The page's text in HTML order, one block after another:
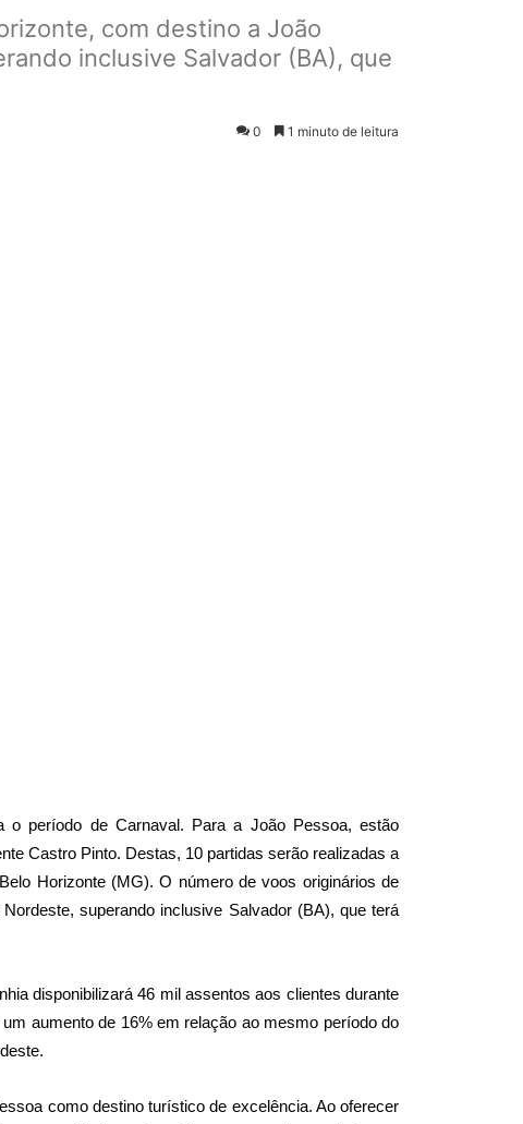
com destino a João
inclusive Salvador (BA), que
0 1 minuto de leitura
o período de Carnaval. Para a João Pessoa, estão
Castro Pinto. Destas, 10 partidas serão realizadas a
Horizonte (MG). O número de voos originários de
superando inclusive Salvador (BA), que terá
disponibilizará 46 mil assentos aos clientes durante
aumento de 16% em relação ao mesmo período do
como destino turístico de excelência. Ao oferecer